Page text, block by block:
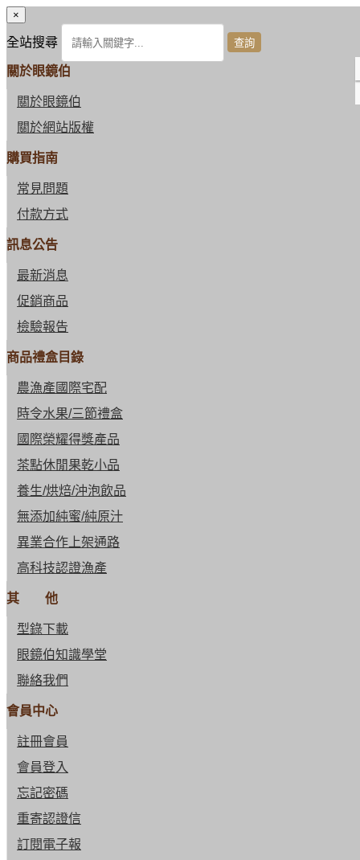
×
全站搜尋
關於眼鏡伯
關於眼鏡伯
關於網站版權
購買指南
常見問題
付款方式
訊息公告
最新消息
促銷商品
檢驗報告
商品禮盒目錄
農漁產國際宅配
時令水果/三節禮盒
國際榮耀得獎產品
茶點休閒果乾小品
養生/烘焙/沖泡飲品
無添加純蜜/純原汁
異業合作上架通路
高科技認證漁產
其 他
型錄下載
眼鏡伯知識學堂
聯絡我們
會員中心
註冊會員
會員登入
忘記密碼
重寄認證信
訂閱電子報